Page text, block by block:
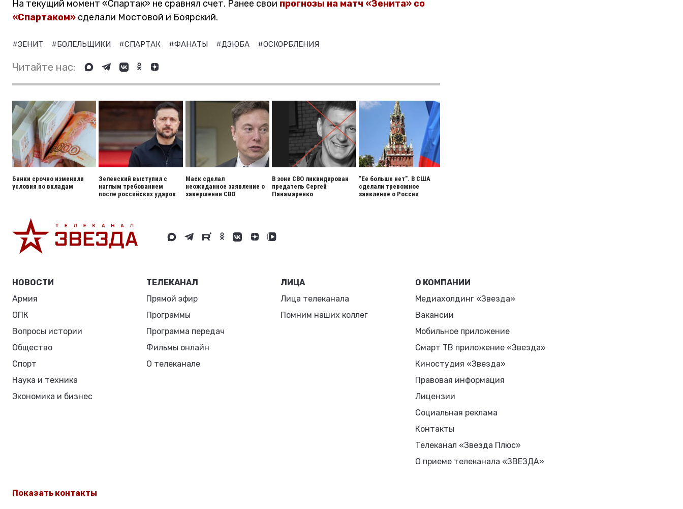
На текущий момент «Спартак» не сравнял счет. Ранее свои прогнозы на матч «Зенита» со
«Спартаком» сделали Мостовой и Боярский.
#ЗЕНИТ #БОЛЕЛЬЩИКИ #СПАРТАК #ФАНАТЫ #ДЗЮБА #ОСКОРБЛЕНИЯ
Читайте нас:
Банки срочно изменили
условия по вкладам
Зеленский выступил с
наглым требованием
после российских ударов
Маск сделал
неожиданное заявление о
завершении СВО
В зоне СВО ликвидирован
предатель Сергей
Панамаренко
"Ее больше нет". В США
сделали тревожное
заявление о России
НОВОСТИ
Армия
ОПК
Вопросы истории
Общество
Спорт
Наука и техника
Экономика и бизнес
ТЕЛЕКАНАЛ
Прямой эфир
Программы
Программа передач
Фильмы онлайн
О телеканале
ЛИЦА
Лица телеканала
Помним наших коллег
О КОМПАНИИ
Медиахолдинг «Звезда»
Вакансии
Мобильное приложение
Смарт ТВ приложение «Звезда»
Киностудия «Звезда»
Правовая информация
Лицензии
Социальная реклама
Контакты
Телеканал «Звезда Плюс»
О приеме телеканала «ЗВЕЗДА»
Показать контакты